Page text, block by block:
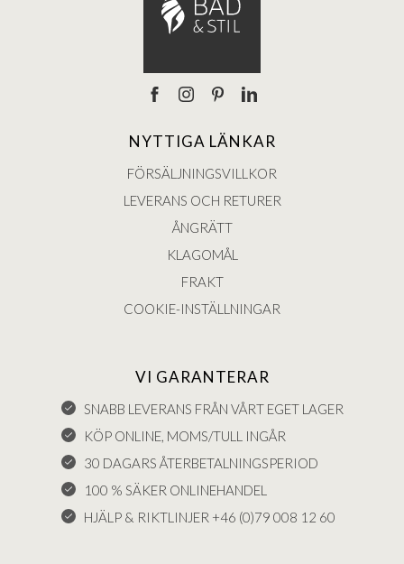
NYTTIGA LÄNKAR
FÖRSÄLJNINGSVILLKOR
LEVERANS OCH RETURER
ÅNGRÄTT
KLAGOMÅL
FRAKT
COOKIE-INSTÄLLNINGAR
VI GARANTERAR
SNABB LEVERANS FRÅN VÅRT EGET LAGER
KÖP ONLINE, MOMS/TULL INGÅR
30 DAGARS ÅTERBETALNINGSPERIOD
100 % SÄKER ONLINEHANDEL
HJÄLP & RIKTLINJER +46 (0)79 008 12 60